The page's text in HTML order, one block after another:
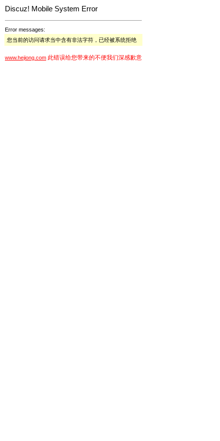
Discuz! Mobile System Error
Error messages:
您当前的访问请求当中含有非法字符，已经被系统拒绝
www.hejiong.com 此错误给您带来的不便我们深感歉意